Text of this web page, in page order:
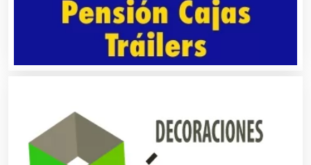
Audio, Sonido e Iluminación
Autobuses